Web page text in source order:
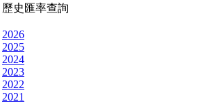
歷史匯率查詢
2026
2025
2024
2023
2022
2021